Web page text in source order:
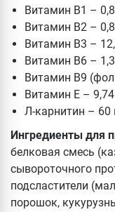
Витамин В1 –
Витамин В2 –
Витамин В3 –
Витамин В6 –
Витамин В9
Витамин Е –
Л-карнитин – 60
Ингредиенты для
белковая смесь
сывороточного
подсластители
порошок,